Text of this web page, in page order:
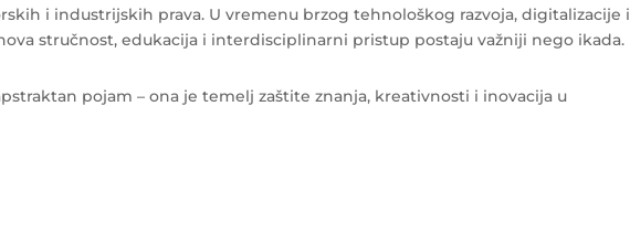
i industrijskih prava. U vremenu brzog tehnološkog razvoja, digitalizacije i
stručnost, edukacija i interdisciplinarni pristup postaju važniji nego ikada.
pojam – ona je temelj zaštite znanja, kreativnosti i inovacija u